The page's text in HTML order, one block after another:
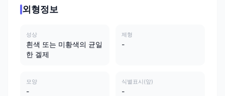
외형정보
성상
흰색 또는 미황색의 균일
한 겔제
제형
-
모양
-
식별표시(앞)
-